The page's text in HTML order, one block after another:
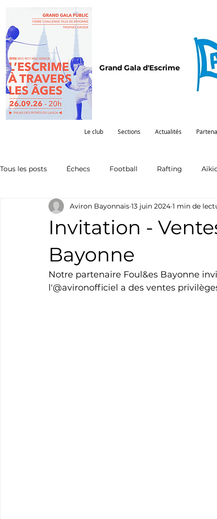
Grand Gala d'Escrime
Le club Sections Actualités
Tous les posts Échecs Football Rafting
Omnisports Partenariat Pelote Pentathlon
Natation
Cyclotourisme Surf Basket
Invitation -
Bayonne
Aviron Bayonnais 13 juin 2024 1 min de
Notre partenaire Foul&es Bayonne
l'@avironofficiel a des ventes